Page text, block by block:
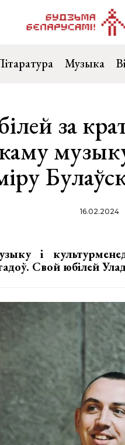
Музыка
за
16.02.2024
і
Свой юбілей